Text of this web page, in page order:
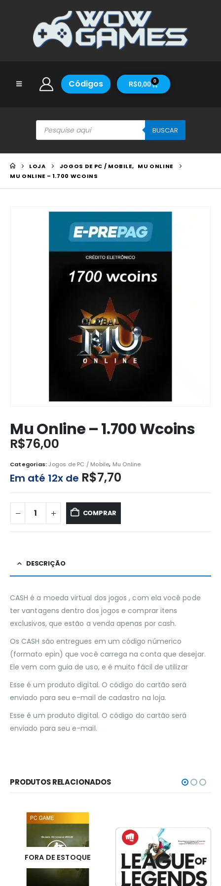
Códigos R$0,00 0
BUSCAR
LOJA JOGOS DE PC / MOBILE, MU ONLINE
MU ONLINE – 1.700 WCOINS
Mu Online – 1.700 Wcoins
R$76,00
Categorias:Jogos de PC / Mobile, Mu Online
Em até 12x de R$7,70
COMPRAR
DESCRIÇÃO
CASH é a moeda virtual dos jogos , com ela você pode
ter vantagens dentro dos jogos e comprar itens
exclusivos, que estão a venda apenas por cash.
Os CASH são entregues em um código númerico
(formato epin) que você carrega na conta que desejar.
Ele vem com guia de uso, e é muito fácil de utilizar
Esse é um produto digital. O código do cartão será
enviado para seu e-mail de cadastro na loja.
Esse é um produto digital. O código do cartão será
enviado para seu e-mail.
PRODUTOS RELACIONADOS
FORA DE ESTOQUE